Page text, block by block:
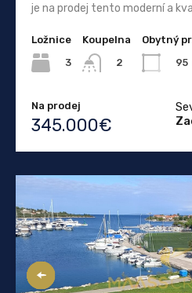
je na prodej tento moderní a
Ložnice
3
Koupelna
2
Obytný
95
Na prodej
345.000€